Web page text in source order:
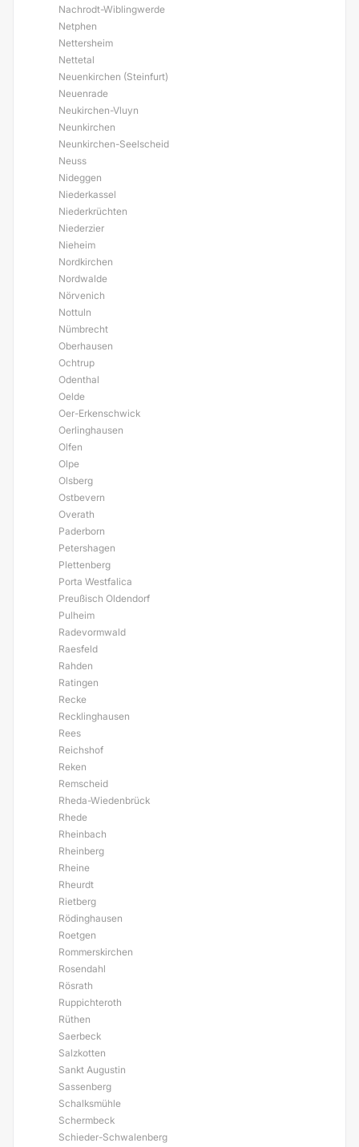
Nachrodt-Wiblingwerde
Netphen
Nettersheim
Nettetal
Neuenkirchen (Steinfurt)
Neuenrade
Neukirchen-Vluyn
Neunkirchen
Neunkirchen-Seelscheid
Neuss
Nideggen
Niederkassel
Niederkrüchten
Niederzier
Nieheim
Nordkirchen
Nordwalde
Nörvenich
Nottuln
Nümbrecht
Oberhausen
Ochtrup
Odenthal
Oelde
Oer-Erkenschwick
Oerlinghausen
Olfen
Olpe
Olsberg
Ostbevern
Overath
Paderborn
Petershagen
Plettenberg
Porta Westfalica
Preußisch Oldendorf
Pulheim
Radevormwald
Raesfeld
Rahden
Ratingen
Recke
Recklinghausen
Rees
Reichshof
Reken
Remscheid
Rheda-Wiedenbrück
Rhede
Rheinbach
Rheinberg
Rheine
Rheurdt
Rietberg
Rödinghausen
Roetgen
Rommerskirchen
Rosendahl
Rösrath
Ruppichteroth
Rüthen
Saerbeck
Salzkotten
Sankt Augustin
Sassenberg
Schalksmühle
Schermbeck
Schieder-Schwalenberg